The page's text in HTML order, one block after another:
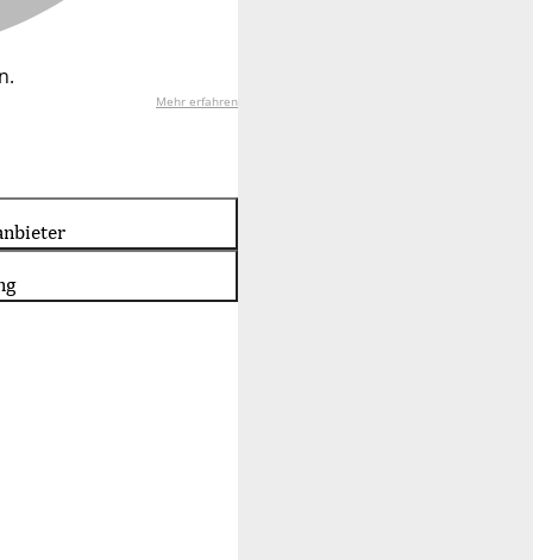
Mehr erfahren